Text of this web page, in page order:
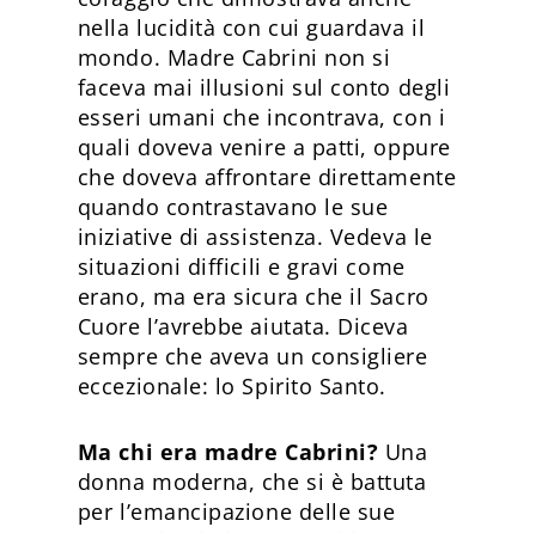
nella lucidità con cui guardava il
mondo. Madre Cabrini non si
faceva mai illusioni sul conto degli
esseri umani che incontrava, con i
quali doveva venire a patti, oppure
che doveva affrontare direttamente
quando contrastavano le sue
iniziative di assistenza. Vedeva le
situazioni difficili e gravi come
erano, ma era sicura che il Sacro
Cuore l’avrebbe aiutata. Diceva
sempre che aveva un consigliere
eccezionale: lo Spirito Santo.
Ma chi era madre Cabrini? Una
donna moderna, che si è battuta
per l’emancipazione delle sue